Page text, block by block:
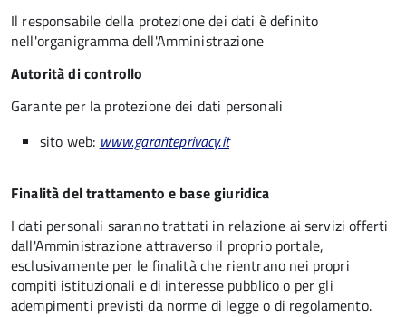
Il responsabile della protezione dei dati è definito
nell'organigramma dell'Amministrazione
Autorità di controllo
Garante per la protezione dei dati personali
sito web: www.garanteprivacy.it
Finalità del trattamento e base giuridica
I dati personali saranno trattati in relazione ai servizi offerti
dall'Amministrazione attraverso il proprio portale,
esclusivamente per le finalità che rientrano nei propri
compiti istituzionali e di interesse pubblico o per gli
adempimenti previsti da norme di legge o di regolamento.